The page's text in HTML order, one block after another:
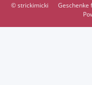
© strickimicki
Geschenke